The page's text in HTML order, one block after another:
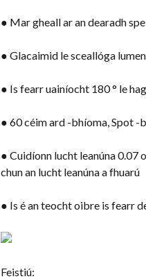
● Mar gheall ar an dearadh
● Glacaimid le sceallóga
● Is fearr uainíocht 180 ° le
● 60 céim ard -bhíoma, Spot
● Cuidíonn lucht leanúna 0.07
chun an lucht leanúna a fhuarú
● Is é an teocht oibre is fearr
Feistiú: